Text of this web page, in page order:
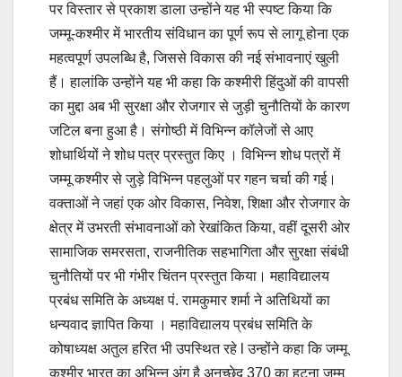
पर विस्तार से प्रकाश डाला उन्होंने यह भी स्पष्ट किया कि
जम्मू-कश्मीर में भारतीय संविधान का पूर्ण रूप से लागू होना एक
महत्वपूर्ण उपलब्धि है, जिससे विकास की नई संभावनाएं खुली
हैं। हालांकि उन्होंने यह भी कहा कि कश्मीरी हिंदुओं की वापसी
का मुद्दा अब भी सुरक्षा और रोजगार से जुड़ी चुनौतियों के कारण
जटिल बना हुआ है। संगोष्ठी में विभिन्न कॉलेजों से आए
शोधार्थियों ने शोध पत्र प्रस्तुत किए । विभिन्न शोध पत्रों में
जम्मू कश्मीर से जुड़े विभिन्न पहलुओं पर गहन चर्चा की गई।
वक्ताओं ने जहां एक ओर विकास, निवेश, शिक्षा और रोजगार के
क्षेत्र में उभरती संभावनाओं को रेखांकित किया, वहीं दूसरी ओर
सामाजिक समरसता, राजनीतिक सहभागिता और सुरक्षा संबंधी
चुनौतियों पर भी गंभीर चिंतन प्रस्तुत किया। महाविद्यालय
प्रबंध समिति के अध्यक्ष पं. रामकुमार शर्मा ने अतिथियों का
धन्यवाद ज्ञापित किया । महाविद्यालय प्रबंध समिति के
कोषाध्यक्ष अतुल हरित भी उपस्थित रहे l उन्होंने कहा कि जम्मू
कश्मीर भारत का अभिन्न अंग है अनुच्छेद 370 का हटना जम्मू